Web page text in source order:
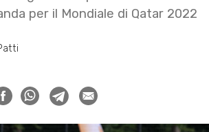
per il Mondiale di Qatar 2022